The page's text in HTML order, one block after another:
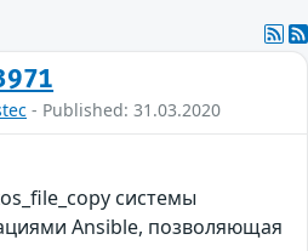
- Published: 31.03.2020
системы
Ansible, позволяющая